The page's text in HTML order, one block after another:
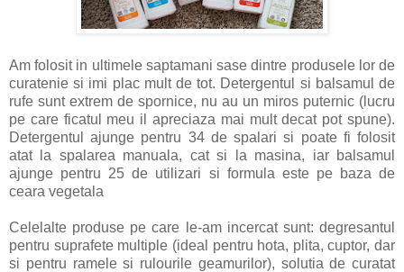
Am folosit in ultimele saptamani sase dintre produsele lor de
curatenie si imi plac mult de tot. Detergentul si balsamul de
rufe sunt extrem de spornice, nu au un miros puternic (lucru
pe care ficatul meu il apreciaza mai mult decat pot spune).
Detergentul ajunge pentru 34 de spalari si poate fi folosit
atat la spalarea manuala, cat si la masina, iar balsamul
ajunge pentru 25 de utilizari si formula este pe baza de
ceara vegetala
Celelalte produse pe care le-am incercat sunt: degresantul
pentru suprafete multiple (ideal pentru hota, plita, cuptor, dar
si pentru ramele si rulourile geamurilor), solutia de curatat